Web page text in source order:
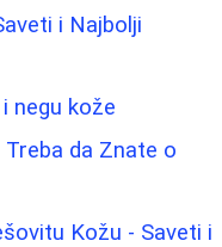
i Najbolji
negu kože
da Znate o
Kožu - Saveti i